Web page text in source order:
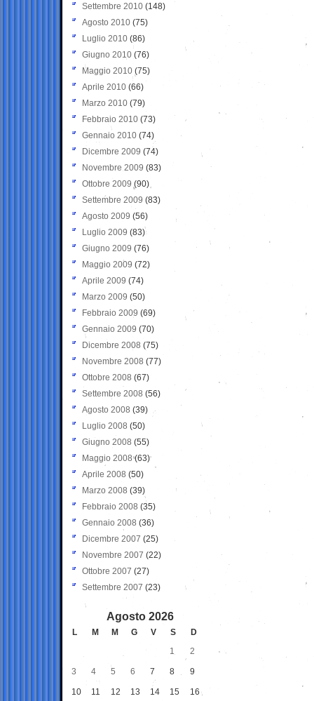
Settembre 2010 (148)
Agosto 2010 (75)
Luglio 2010 (86)
Giugno 2010 (76)
Maggio 2010 (75)
Aprile 2010 (66)
Marzo 2010 (79)
Febbraio 2010 (73)
Gennaio 2010 (74)
Dicembre 2009 (74)
Novembre 2009 (83)
Ottobre 2009 (90)
Settembre 2009 (83)
Agosto 2009 (56)
Luglio 2009 (83)
Giugno 2009 (76)
Maggio 2009 (72)
Aprile 2009 (74)
Marzo 2009 (50)
Febbraio 2009 (69)
Gennaio 2009 (70)
Dicembre 2008 (75)
Novembre 2008 (77)
Ottobre 2008 (67)
Settembre 2008 (56)
Agosto 2008 (39)
Luglio 2008 (50)
Giugno 2008 (55)
Maggio 2008(63)
Aprile 2008 (50)
Marzo 2008 (39)
Febbraio 2008 (35)
Gennaio 2008 (36)
Dicembre 2007 (25)
Novembre 2007 (22)
Ottobre 2007 (27)
Settembre 2007 (23)
Agosto 2026
L M M G V S
D
1
2
3 4 5 6 7 8 9
10 11 12 13 14 15 16